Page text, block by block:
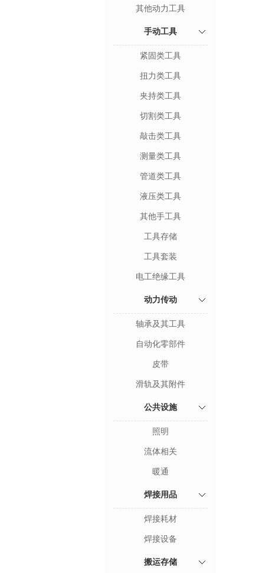
其他动力工具
手动工具
紧固类工具
扭力类工具
夹持类工具
切割类工具
敲击类工具
测量类工具
管道类工具
液压类工具
其他手工具
工具存储
工具套装
电工绝缘工具
动力传动
轴承及其工具
自动化零部件
皮带
滑轨及其附件
公共设施
照明
流体相关
暖通
焊接用品
焊接耗材
焊接设备
搬运存储